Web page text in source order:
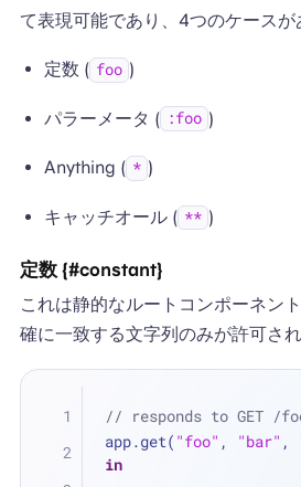
て表現可能であり、4つのケースが
定数 ( foo )
パラーメータ ( :foo )
Anything ( * )
キャッチオール ( ** )
定数 {#constant}
これは静的なルートコンポーネン
確に一致する文字列のみが許可され
// responds to GET /
app.get( "foo" , "bar" ,
in